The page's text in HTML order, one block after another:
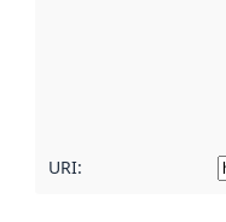
URI: